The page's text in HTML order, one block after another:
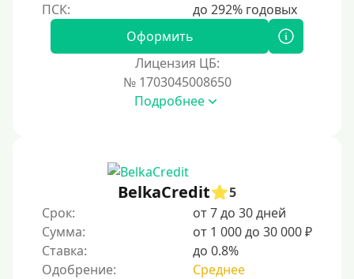
Экспресс
В день обращения
С 21 года
С 22 лет
С 23 лет
Оформить
Лицензия ЦБ:
№ 1703045008650
Подробнее
BelkaCredit
5
Срок:
от 7 до 30 дней
Сумма:
от 1 000 до 30 000 ₽
Ставка:
до 0.8%
Одобрение:
Среднее